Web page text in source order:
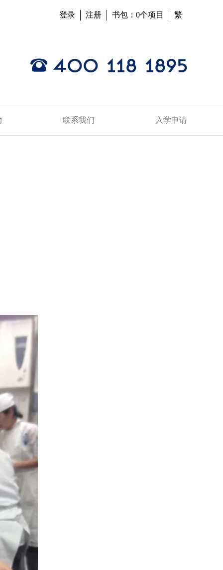
登录 注册 书包：0个项目 繁
联系我们 入学申请